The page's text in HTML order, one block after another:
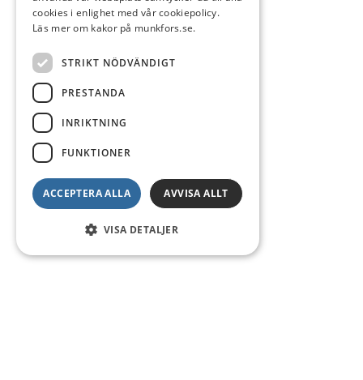
cookies i enlighet med vår cookiepolicy.
Läs mer om kakor på munkfors.se.
STRIKT NÖDVÄNDIGT
PRESTANDA
INRIKTNING
FUNKTIONER
ACCEPTERA ALLA AVVISA ALLT
VISA DETALJER